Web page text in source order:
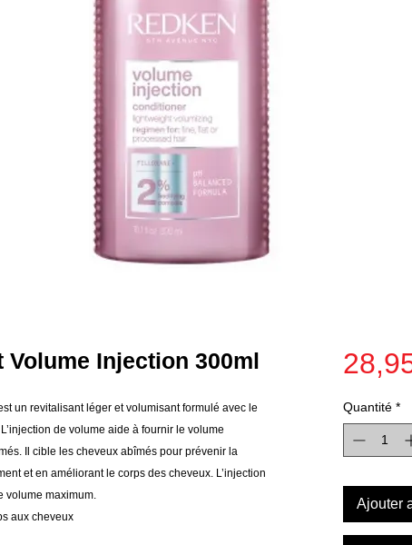
Volume Injection 300ml
un revitalisant léger et volumisant formulé avec le
de volume aide à fournir le volume
Il cible les cheveux abîmés pour prévenir la
et en améliorant le corps des cheveux. L’injection
volume maximum.
aux cheveux
Quantité *
Ajouter